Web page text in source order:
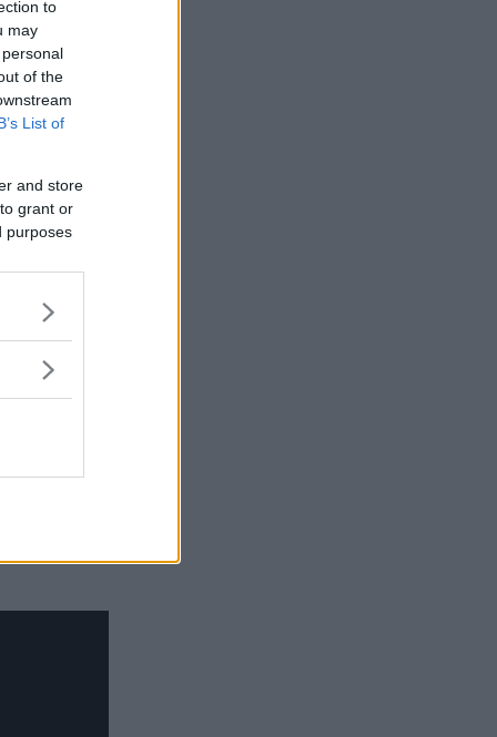
to
may
of the
List of
and store
grant or
purposes
som
Yaris
har
ge mer